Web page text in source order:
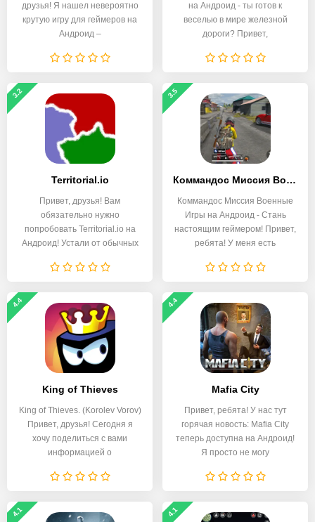
друзья! Я нашел невероятно
крутую игру для геймеров на
Андроид –
на Андроид - ты готов к
веселью в мире железной
дороги? Привет,
3.2
Territorial.io
Привет, друзья! Вам
обязательно нужно
попробовать Territorial.io на
Андроид! Устали от обычных
3.5
Коммандос Миссия Военные Игры
Коммандос Миссия Военные
Игры на Андроид - Стань
настоящим геймером! Привет,
ребята! У меня есть
4.4
King of Thieves
King of Thieves. (Korolev Vorov)
Привет, друзья! Сегодня я
хочу поделиться с вами
информацией о
4.4
Mafia City
Привет, ребята! У нас тут
горячая новость: Mafia City
теперь доступна на Андроид!
Я просто не могу
4.1 4.1